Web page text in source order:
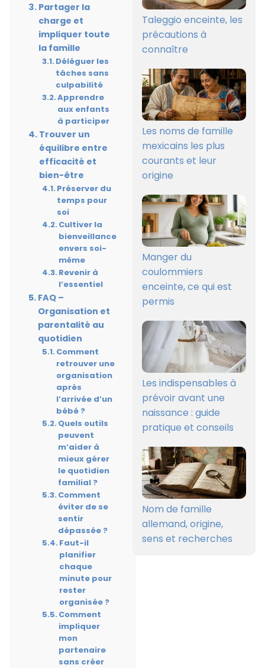
Partager la
charge et
impliquer toute
la famille
Déléguer les
tâches sans
culpabilité
Apprendre
aux enfants
à participer
Trouver un
équilibre entre
efficacité et
bien-être
Préserver du
temps pour
soi
Cultiver la
bienveillance
envers soi-
même
Revenir à
l’essentiel
FAQ –
Organisation et
parentalité au
quotidien
Comment
retrouver une
organisation
après
l’arrivée d’un
bébé ?
Quels outils
peuvent
m’aider à
mieux gérer
le quotidien
familial ?
Comment
éviter de se
sentir
dépassée ?
Faut-il
planifier
chaque
minute pour
rester
organisée ?
Comment
impliquer
mon
partenaire
sans créer
Taleggio enceinte, les
précautions à
connaître
Les noms de famille
mexicains les plus
courants et leur
origine
Manger du
coulommiers
enceinte, ce qui est
permis
Les indispensables à
prévoir avant une
naissance : guide
pratique et conseils
Nom de famille
allemand, origine,
sens et recherches